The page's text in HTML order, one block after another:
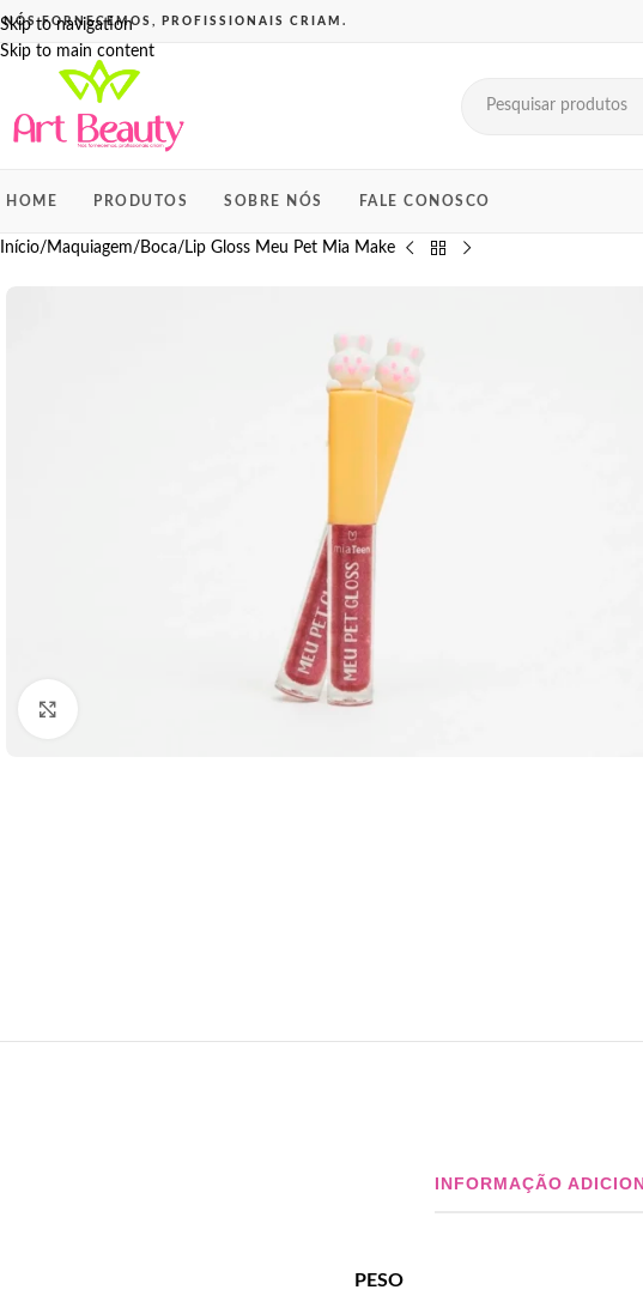
Skip to navigation
Skip to main content
HOME PRODUTOS SOBRE NÓS FALE CONOSCO
Início Maquiagem Boca Lip Gloss Meu Pet Mia Make
INFORMAÇÃO
PESO